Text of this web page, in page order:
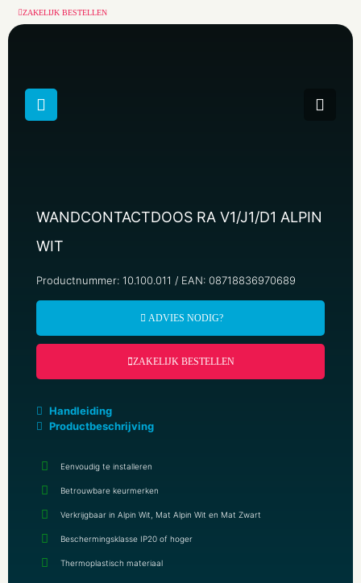
ZAKELIJK BESTELLEN
WANDCONTACTDOOS RA V1/J1/D1 ALPIN
WIT
Productnummer: 10.100.011 / EAN: 08718836970689
ADVIES NODIG?
ZAKELIJK BESTELLEN
Handleiding
Productbeschrijving
Eenvoudig te installeren
Betrouwbare keurmerken
Verkrijgbaar in Alpin Wit, Mat Alpin Wit en Mat Zwart
Beschermingsklasse IP20 of hoger
Thermoplastisch materiaal